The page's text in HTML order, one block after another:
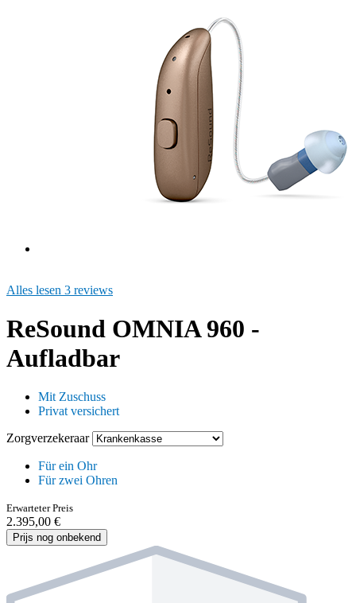
Alles lesen 3 reviews
ReSound OMNIA 960 -
Aufladbar
Mit Zuschuss
Privat versichert
Zorgverzekeraar
Für ein Ohr
Für zwei Ohren
Erwarteter Preis
2.395,00 €
Prijs nog onbekend